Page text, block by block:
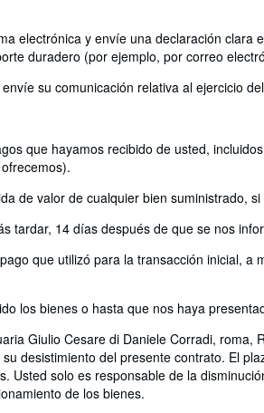
electrónica y envíe una declaración clara
duradero (por ejemplo, por correo
su comunicación relativa al ejercicio
que hayamos recibido de usted,
de valor de cualquier bien suministrado,
tardar, 14 días después de que se nos
que utilizó para la transacción inicial,
los bienes o hasta que nos haya
Giulio Cesare di Daniele Corradi,
desistimiento del presente contrato. El
Usted solo es responsable de la
de los bienes.